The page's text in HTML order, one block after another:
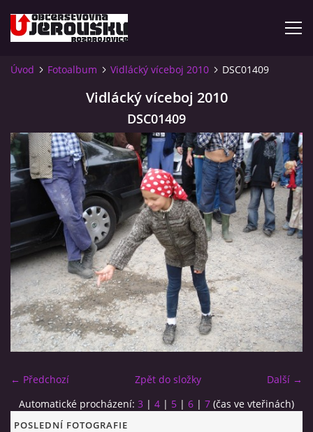
VIDLÁCKÝ VÍCEBOJ 2023 - VIDEO
OTEVÍRACÍ DOBA
VIDLÁCKÝ VÍCEBOJ 2020 - ČLÁNEK Z ROZDROJOVICKÉ
DRBNY 4/2020
VIDLÁCKÝ VÍCEBOJ 2020 - VIDEO
CO SI U NÁS DÁTE?
Úvod Fotoalbum Vidlácký víceboj 2010 DSC01409
Vidlácký víceboj 2010
DSC01409
← Předchozí Další →
Zpět do složky
Automatické procházení: 3 | 4 | 5 | 6 | 7 (čas ve vteřinách)
POSLEDNÍ FOTOGRAFIE